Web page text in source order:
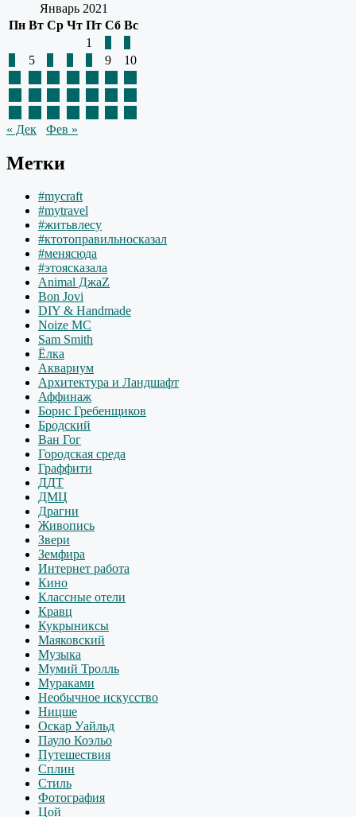
Январь 2021
Пн Вт Ср Чт Пт Сб Вс
1
5 9
10
« Дек
Фев »
Метки
#mycraft
#mytravel
#житьвлесу
#ктотоправильносказал
#менясюда
#этоясказала
Animal ДжаZ
Bon Jovi
DIY & Handmade
Noize MC
Sam Smith
Ёлка
Аквариум
Архитектура и Ландшафт
Аффинаж
Борис Гребенщиков
Бродский
Ван Гог
Городская среда
Граффити
ДДТ
ДМЦ
Драгни
Живопись
Звери
Земфира
Интернет работа
Кино
Классные отели
Кравц
Кукрыниксы
Маяковский
Музыка
Мумий Тролль
Мураками
Необычное искусство
Ницше
Оскар Уайльд
Пауло Коэльо
Путешествия
Сплин
Стиль
Фотография
Цой